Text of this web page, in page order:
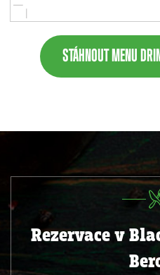
STÁHNOUT MENU
Rezervace v